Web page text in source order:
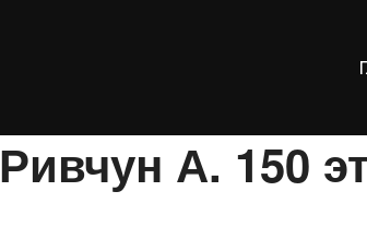
Ривчун А. 150